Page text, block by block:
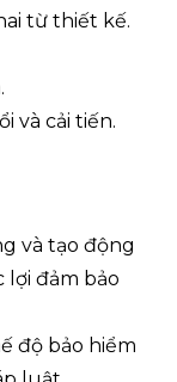
từ thiết kế.
và cải tiến.
và tạo động
lợi đảm bảo
độ bảo hiểm